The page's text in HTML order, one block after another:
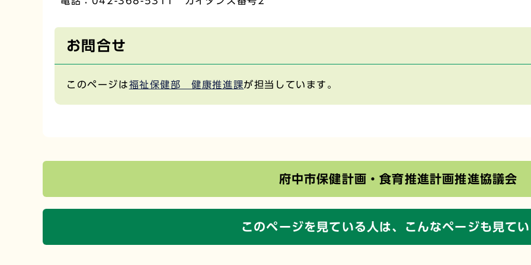
お問合せ
このページは福祉保健部 健康推進課が担当しています。
府中市保健計画・食育推進計画推進協議会
このページを見ている人は、 こんなページも見て